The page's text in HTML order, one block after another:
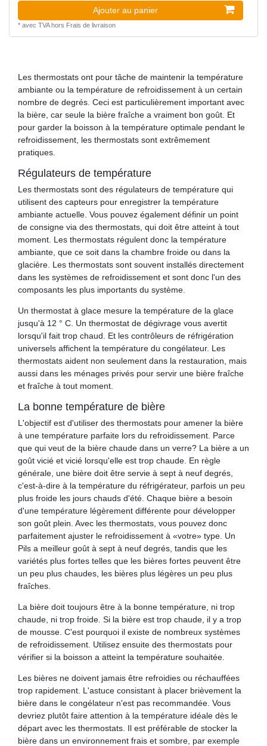
Ajouter au panier
* avec TVAhors Frais de livraison
Les thermostats ont pour tâche de maintenir la température
ambiante ou la température de refroidissement à un certain
nombre de degrés. Ceci est particulièrement important avec
la bière, car seule la bière fraîche a vraiment bon goût. Et
pour garder la boisson à la température optimale pendant le
refroidissement, les thermostats sont extrêmement
pratiques.
Régulateurs de température
Les thermostats sont des régulateurs de température qui
utilisent des capteurs pour enregistrer la température
ambiante actuelle. Vous pouvez également définir un point
de consigne via des thermostats, qui doit être atteint à tout
moment. Les thermostats régulent donc la température
ambiante, que ce soit dans la chambre froide ou dans la
glacière. Les thermostats sont souvent installés directement
dans les systèmes de refroidissement et sont donc l'un des
composants les plus importants du système.
Un thermostat à glace mesure la température de la glace
jusqu'à 12 ° C. Un thermostat de dégivrage vous avertit
lorsqu'il fait trop chaud. Et les contrôleurs de réfrigération
universels affichent la température du congélateur. Les
thermostats aident non seulement dans la restauration, mais
aussi dans les ménages privés pour servir une bière fraîche
et fraîche à tout moment.
La bonne température de bière
L'objectif est d'utiliser des thermostats pour amener la bière
à une température parfaite lors du refroidissement. Parce
que qui veut de la bière chaude dans un verre? La bière a un
goût vicié et vicié lorsqu'elle est trop chaude. En règle
générale, une bière doit être servie à sept à neuf degrés,
c'est-à-dire à la température du réfrigérateur, parfois un peu
plus froide les jours chauds d'été. Chaque bière a besoin
d'une température légèrement différente pour développer
son goût plein. Avec les thermostats, vous pouvez donc
parfaitement ajuster le refroidissement à «votre» type. Un
Pils a meilleur goût à sept à neuf degrés, tandis que les
variétés plus fortes telles que les bières fortes peuvent être
un peu plus chaudes, les bières plus légères un peu plus
fraîches.
La bière doit toujours être à la bonne température, ni trop
chaude, ni trop froide. Si la bière est trop chaude, il y a trop
de mousse. C'est pourquoi il existe de nombreux systèmes
de refroidissement. Utilisez ensuite des thermostats pour
vérifier si la boisson a atteint la température souhaitée.
Les bières ne doivent jamais être refroidies ou réchauffées
trop rapidement. L'astuce consistant à placer brièvement la
bière dans le congélateur n'est pas recommandée. Vous
devriez plutôt faire attention à la température idéale dès le
départ avec les thermostats. Il est préférable de stocker la
bière dans un environnement frais et sombre, par exemple